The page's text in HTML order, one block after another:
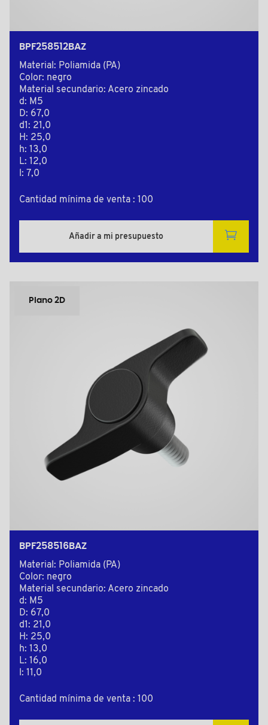
BPF258512BAZ
Material: Poliamida (PA)
Color: negro
Material secundario: Acero zincado
d: M5
D: 67,0
d1: 21,0
H: 25,0
h: 13,0
L: 12,0
l: 7,0
Cantidad mínima de venta : 100
Añadir a mi presupuesto
Plano 2D
BPF258516BAZ
Material: Poliamida (PA)
Color: negro
Material secundario: Acero zincado
d: M5
D: 67,0
d1: 21,0
H: 25,0
h: 13,0
L: 16,0
l: 11,0
Cantidad mínima de venta : 100